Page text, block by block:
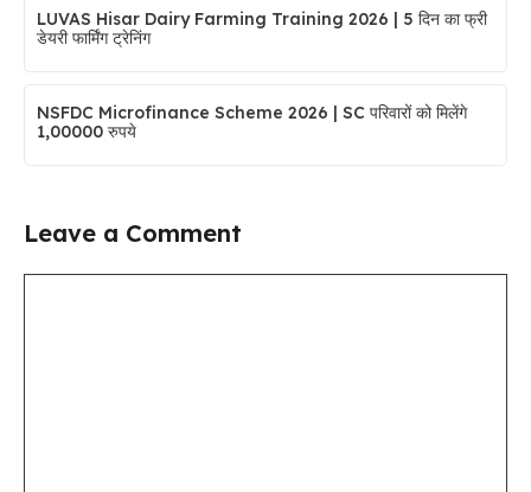
LUVAS Hisar Dairy Farming Training 2026 | 5 दिन का फ्री
डेयरी फार्मिंग ट्रेनिंग
NSFDC Microfinance Scheme 2026 | SC परिवारों को मिलेंगे
1,00000 रुपये
Leave a Comment